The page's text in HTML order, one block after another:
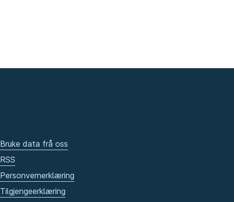
Bruke data frå oss
RSS
Personvernerklæring
Tilgjengeerklæring